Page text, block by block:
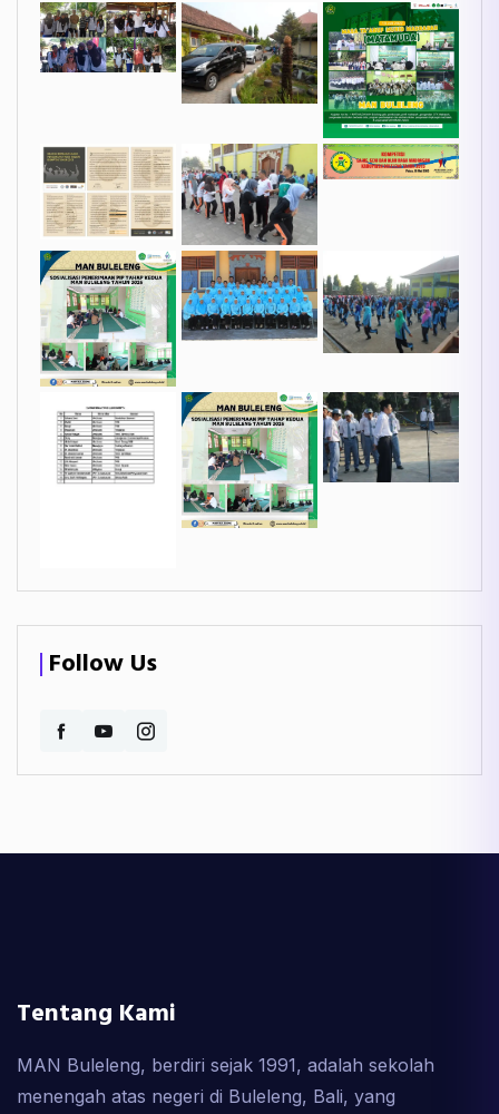
Follow Us
Tentang Kami
MAN Buleleng, berdiri sejak 1991, adalah sekolah
menengah atas negeri di Buleleng, Bali, yang